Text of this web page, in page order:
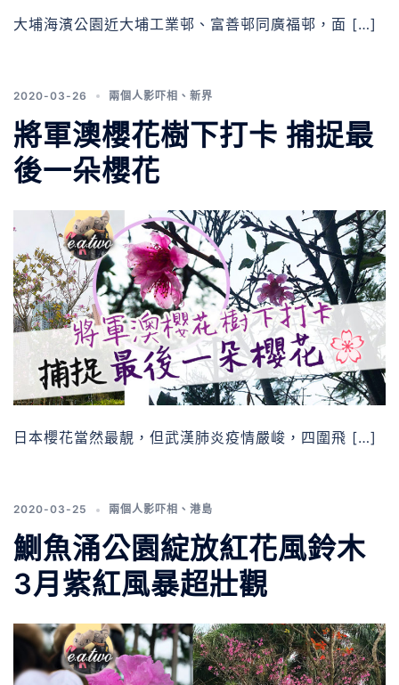
大埔海濱公園近大埔工業邨、富善邨同廣福邨，面 […]
2020-03-26 兩個人影吓相 、 新界
將軍澳櫻花樹下打卡 捕捉最
後一朵櫻花
日本櫻花當然最靚，但武漢肺炎疫情嚴峻，四圍飛 […]
2020-03-25 兩個人影吓相 、 港島
鰂魚涌公園綻放紅花風鈴木
3月紫紅風暴超壯觀